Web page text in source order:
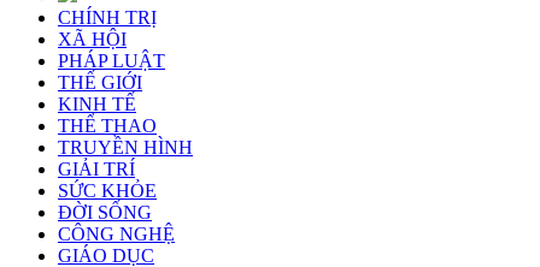
CHÍNH TRỊ
XÃ HỘI
PHÁP LUẬT
THẾ GIỚI
KINH TẾ
THỂ THAO
TRUYỀN HÌNH
GIẢI TRÍ
SỨC KHỎE
ĐỜI SỐNG
CÔNG NGHỆ
GIÁO DỤC